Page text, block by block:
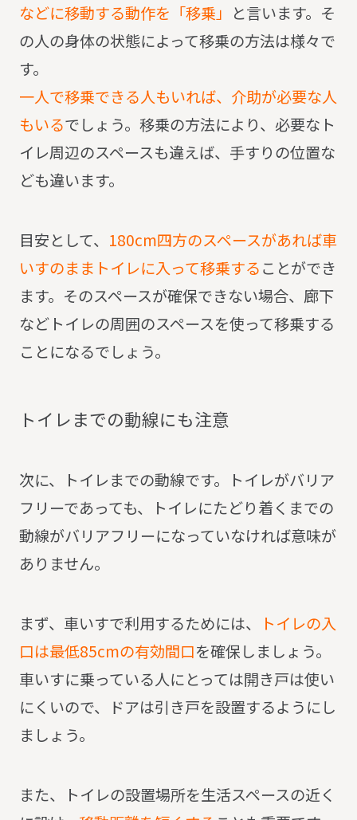
などに移動する動作を「移乗」 と言います。 そ
の人の身体の状態によって移乗の方法は様々で
す。
一人で移乗できる人もいれば、介助が必要な人
もいるでしょう。 移乗の方法により、必要なト
イレ周辺のスペースも違えば、手すりの位置な
ども違います。
目安として、 180cm四方のスペースがあれば車
いすのままトイレに入って移乗することができ
ます。 そのスペースが確保できない場合、廊下
などトイレの周囲のスペースを使って移乗する
ことになるでしょう。
トイ レまでの動線にも注意
次に、トイレまでの動線です。
トイレがバリア
フリーであっても、トイレにたどり着くまでの
動線がバリアフリーになっていなければ意味が
ありません。
まず、車いすで利用するためには、
トイレの入
口は最低85cmの有効間口を確保しましょう。
車いすに乗っている人にとっては開き戸は使い
にくいので、ドアは引き戸を設置するようにし
ましょう。
また、トイレの設置場所を生活スペースの近く